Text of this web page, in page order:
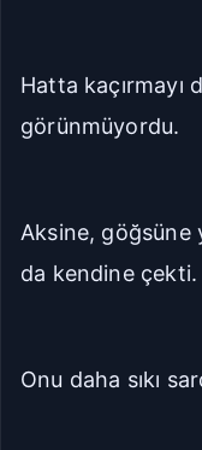
Hatta kaçırmayı
görünmüyordu.
Aksine, göğsüne
da kendine çekti.
Onu daha sıkı